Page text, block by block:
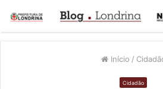
Início /
Cidadão